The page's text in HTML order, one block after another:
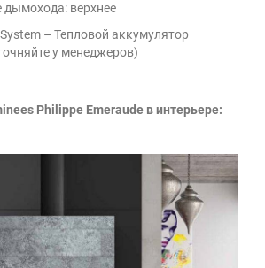
верхнее
– Тепловой аккумулятор
у менеджеров)
Philippe Emeraude в интерьере: